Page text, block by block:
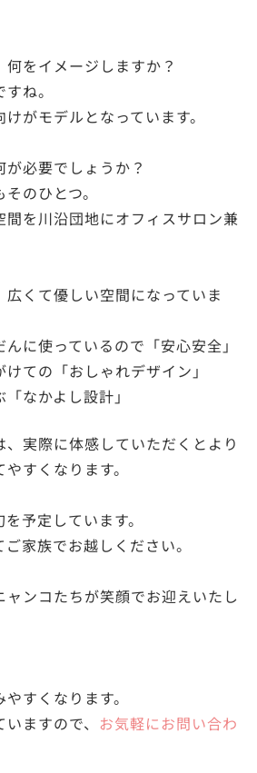
をイメージしますか？
ね。
がモデルとなっています。
必要でしょうか？
のひとつ。
を川沿団地にオフィスサロン兼
くて優しい空間になっていま
に使っているので 「安心安全」
ての 「おしゃれデザイン」
「なかよし設計」
実際に体感していただくとより
すくなります。
予定しています。
家族でお越しください。
ャンコたちが笑顔でお迎えいたし
すくなります。
ますので、 お気軽にお問い合わ